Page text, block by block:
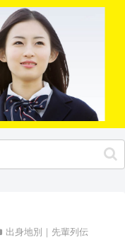
出身地別｜先輩列伝